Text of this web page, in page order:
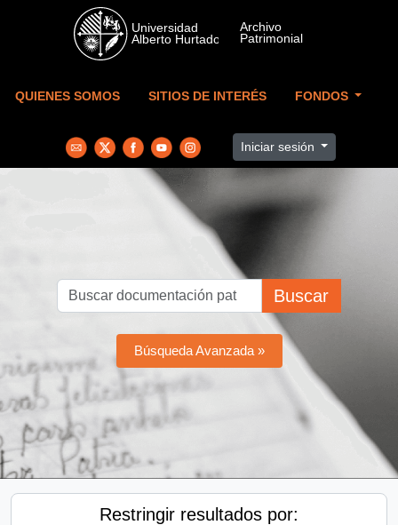
Skip to main content
QUIENES SOMOS SITIOS DE INTERÉS FONDOS
Iniciar sesión
Buscar
Búsqueda Avanzada »
Restringir resultados por: